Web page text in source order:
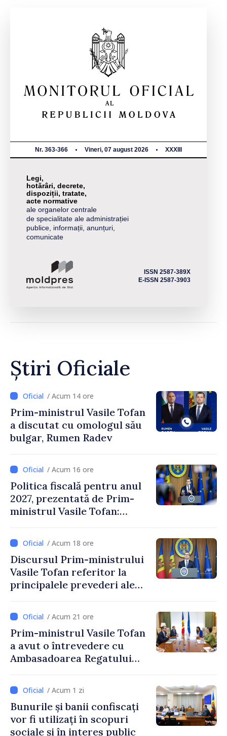
Nr. 363-366 Vineri, 07 august 2026 XXXIII
Legi,
hotărâri, decrete,
dispoziții, tratate,
acte normative
ale organelor centrale
de specialitate ale administrației
publice, informații, anunțuri,
comunicate
ISSN 2587-389X
E-ISSN 2587-3903
Știri Oficiale
/ Acum 14 ore
Prim-ministrul Vasile Tofan
a discutat cu omologul său
bulgar, Rumen Radev
/ Acum 16 ore
Politica fiscală pentru anul
2027, prezentată de Prim-
ministrul Vasile Tofan:
stimularea investițiilor și o
taxare mai echitabilă
/ Acum 18 ore
Discursul Prim-ministrului
Vasile Tofan referitor la
principalele prevederi ale
2027
/ Acum 21 ore
Prim-ministrul Vasile Tofan
a avut o întrevedere cu
Ambasadoarea Regatului
Irlandei de Nord, Fern
Horine / Acum 1 zi
Bunurile și banii confiscați
vor fi utilizați în scopuri
sociale și în interes public